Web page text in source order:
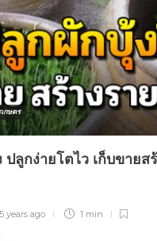
กษตร
ปลูกง่ายโตไว เก็บขายส
5 years ago 1 min